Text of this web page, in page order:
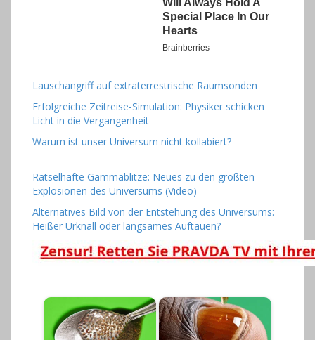
Lauschangriff auf extraterrestrische Raumsonden
Erfolgreiche Zeitreise-Simulation: Physiker schicken
Licht in die Vergangenheit
Warum ist unser Universum nicht kollabiert?
Rätselhafte Gammablitze: Neues zu den größten
Explosionen des Universums (Video)
Alternatives Bild von der Entstehung des Universums:
Heißer Urknall oder langsames Auftauen?